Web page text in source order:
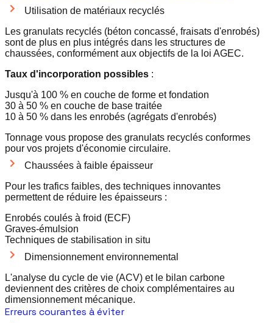
Utilisation de matériaux recyclés
Les granulats recyclés (béton concassé, fraisats d'enrobés)
sont de plus en plus intégrés dans les structures de
chaussées, conformément aux objectifs de la loi AGEC.
Taux d'incorporation possibles :
Jusqu'à 100 % en couche de forme et fondation
30 à 50 % en couche de base traitée
10 à 50 % dans les enrobés (agrégats d'enrobés)
Tonnage vous propose des granulats recyclés conformes
pour vos projets d'économie circulaire.
Chaussées à faible épaisseur
Pour les trafics faibles, des techniques innovantes
permettent de réduire les épaisseurs :
Enrobés coulés à froid (ECF)
Graves-émulsion
Techniques de stabilisation in situ
Dimensionnement environnemental
L'analyse du cycle de vie (ACV) et le bilan carbone
deviennent des critères de choix complémentaires au
dimensionnement mécanique.
Erreurs courantes à éviter